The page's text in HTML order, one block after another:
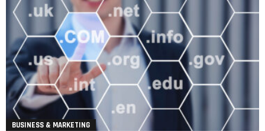
BUSINESS & MARKETING